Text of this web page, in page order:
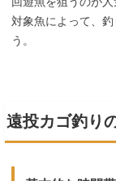
対象魚によって、
う。
遠投カゴ釣り